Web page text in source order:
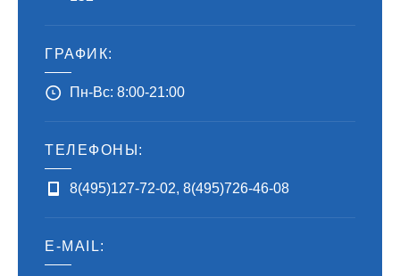
ГРАФИК:
Пн-Вс: 8:00-21:00
ТЕЛЕФОНЫ:
8(495)127-72-02, 8(495)726-46-08
E-MAIL: